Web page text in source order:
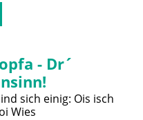
- Dr´
sich einig: Ois isch
Wies